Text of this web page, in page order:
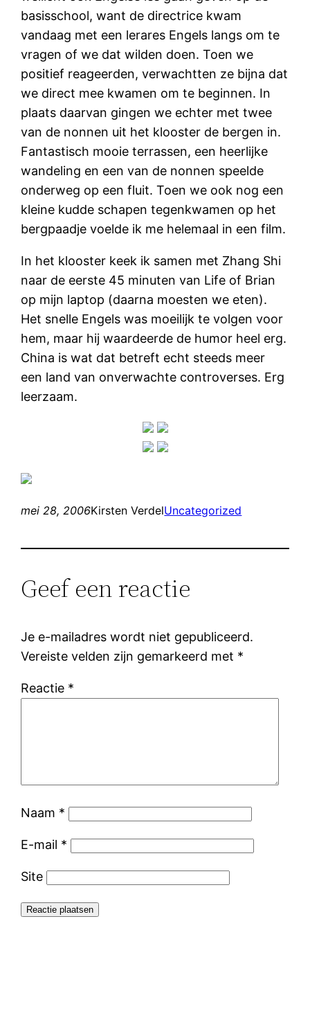
basisschool, want de directrice kwam
vandaag met een lerares Engels langs om te
vragen of we dat wilden doen. Toen we
positief reageerden, verwachtten ze bijna dat
we direct mee kwamen om te beginnen. In
plaats daarvan gingen we echter met twee
van de nonnen uit het klooster de bergen in.
Fantastisch mooie terrassen, een heerlijke
wandeling en een van de nonnen speelde
onderweg op een fluit. Toen we ook nog een
kleine kudde schapen tegenkwamen op het
bergpaadje voelde ik me helemaal in een film.
In het klooster keek ik samen met Zhang Shi
naar de eerste 45 minuten van Life of Brian
op mijn laptop (daarna moesten we eten).
Het snelle Engels was moeilijk te volgen voor
hem, maar hij waardeerde de humor heel erg.
China is wat dat betreft echt steeds meer
een land van onverwachte controverses. Erg
leerzaam.
mei 28, 2006Kirsten VerdelUncategorized
Geef een reactie
Je e-mailadres wordt niet gepubliceerd.
Vereiste velden zijn gemarkeerd met *
Reactie *
Naam *
E-mail *
Site